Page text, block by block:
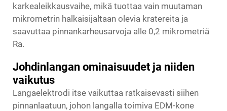
karkealeikkausvaihe, mikä tuottaa vain muutaman
mikrometrin halkaisijaltaan olevia kratereita ja
saavuttaa pinnankarheusarvoja alle 0,2 mikrometriä
Ra.
Johdinlangan ominaisuudet ja niiden
vaikutus
Langaelektrodi itse vaikuttaa ratkaisevasti siihen
pinnanlaatuun, johon langalla toimiva EDM-kone